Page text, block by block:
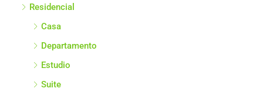
Residencial
Casa
Departamento
Estudio
Suite